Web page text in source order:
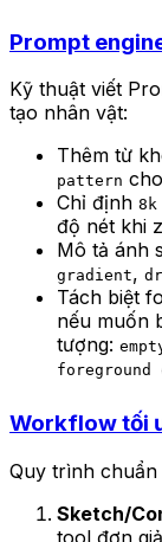
Prompt
Kỹ thuật viết
tạo nhân vật:
Thêm từ
pattern
Chỉ định
độ nét khi
Mô tả ánh
gradient,
Tách biệt
nếu muốn
tượng:
foreground
Workflow tối
Quy trình
Sketch/
tool đơn